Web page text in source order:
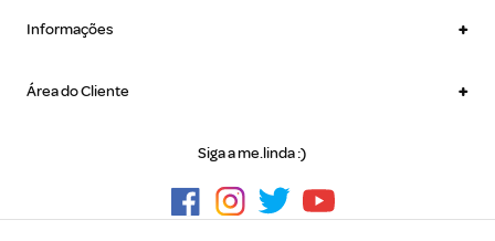
Informações +
Área do Cliente +
Siga a me.linda :)